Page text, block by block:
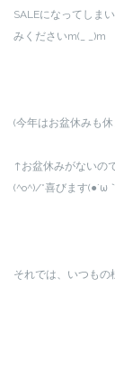
SALEになってしま
みくださいm(_ _)m
(今年はお盆休みも
↑お盆休みがないの
(^o^)/*喜びます(●´ω
それでは、いつもの